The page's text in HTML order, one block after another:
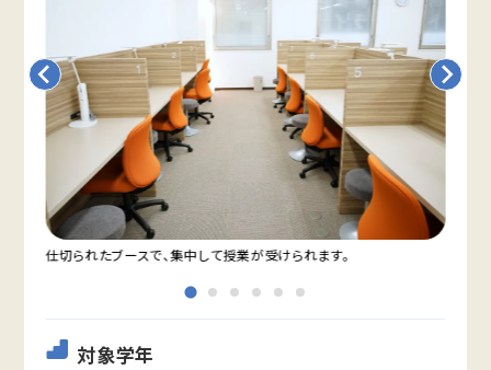
仕切られたブースで、集中して授業が受けられます。
対象学年